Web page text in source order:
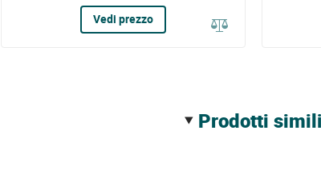
Vedi prezzo
prodotti simili